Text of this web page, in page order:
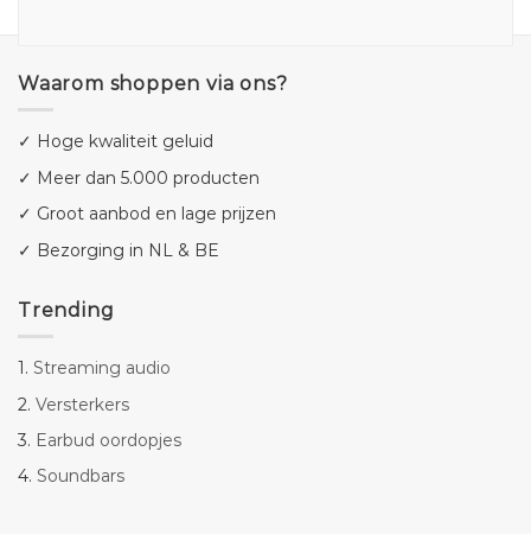
Waarom shoppen via ons?
✓ Hoge kwaliteit geluid
✓ Meer dan 5.000 producten
✓ Groot aanbod en lage prijzen
✓ Bezorging in NL & BE
Trending
1. Streaming audio
2. Versterkers
3. Earbud oordopjes
4. Soundbars